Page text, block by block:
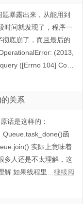
暴露出来，从能用到
时间就发现了，程序一
底崩了，而且最后的
(2013,
([Errno 104] Co…
关系
话是这样的：
Queue.task_done()函
实际上意味着
多人还是不太理解，这
解 如果线程里… 继续阅